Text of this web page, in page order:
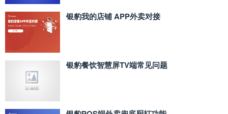
银豹我的店铺 APP外卖对接
银豹餐饮智慧屏TV端常见问题